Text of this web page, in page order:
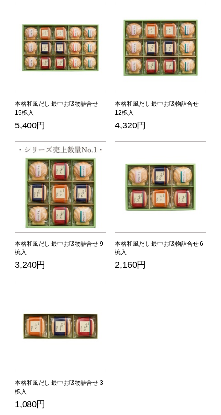
本格和風だし 最中お吸物詰合せ
15椀入
5,400円
本格和風だし 最中お吸物詰合せ
12椀入
4,320円
本格和風だし 最中お吸物詰合せ 9
椀入
3,240円
本格和風だし 最中お吸物詰合せ 6
椀入
2,160円
本格和風だし 最中お吸物詰合せ 3
椀入
1,080円